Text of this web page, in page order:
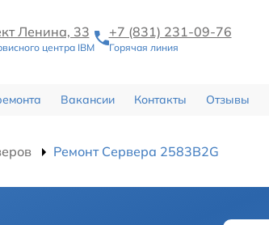
Ленина, 33
центра IBM
+7 (831) 231-09-76
Горячая линия
Вакансии Контакты Отзывы
Ремонт Сервера 2583B2G